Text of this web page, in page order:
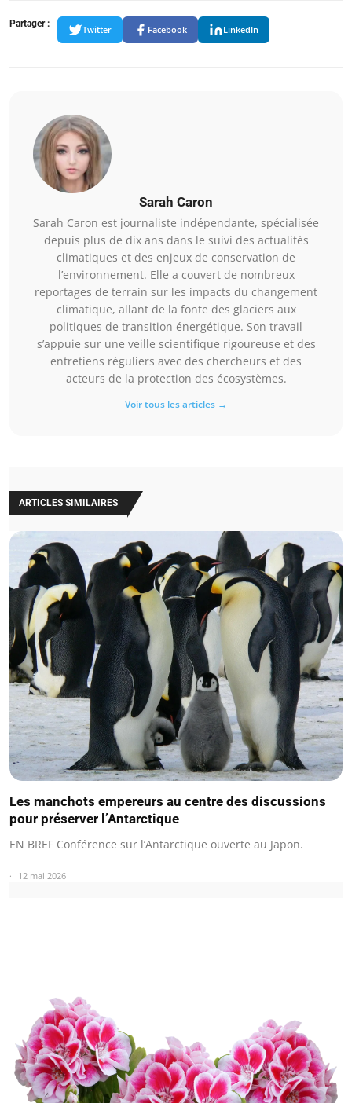
Partager :
Twitter Facebook LinkedIn
Sarah Caron
Sarah Caron est journaliste indépendante, spécialisée
depuis plus de dix ans dans le suivi des actualités
climatiques et des enjeux de conservation de
l’environnement. Elle a couvert de nombreux
reportages de terrain sur les impacts du changement
climatique, allant de la fonte des glaciers aux
politiques de transition énergétique. Son travail
s’appuie sur une veille scientifique rigoureuse et des
entretiens réguliers avec des chercheurs et des
acteurs de la protection des écosystèmes.
Voir tous les articles →
ARTICLES SIMILAIRES
Les manchots empereurs au centre des discussions
pour préserver l’Antarctique
EN BREF Conférence sur l’Antarctique ouverte au Japon.
12 mai 2026